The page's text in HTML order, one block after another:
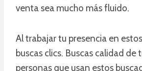
venta sea mucho más fluido.
Al trabajar tu presencia en
buscas clics. Buscas calidad de
personas que usan estos